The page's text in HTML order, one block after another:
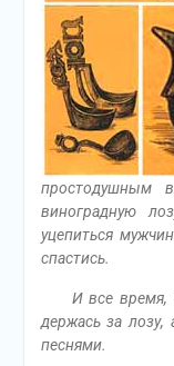
простодушным
виноградную
уцепиться
спастись.
И все время,
держась за
песнями.